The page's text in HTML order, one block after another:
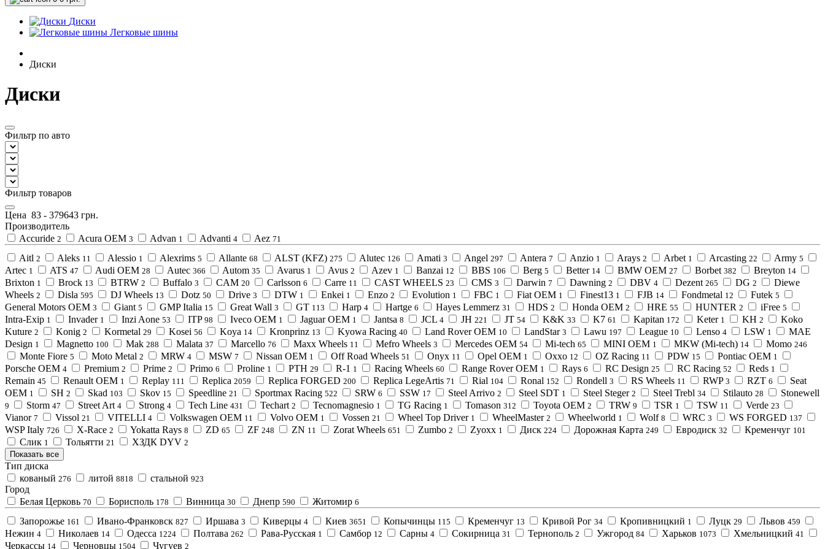
Диски
Легковые шины
Диски
Диски
Фильтр по авто
Фильтр товаров
Цена 83 - 379643 грн.
Производитель
Accuride 2 Acura OEM 3 Advan 1 Advanti 4 Aez 71
Aitl 2 Aleks 11 Alessio 1 Alexrims 5 Allante 68 ALST (KFZ) 275 Alutec 126 Amati 3 Angel 297 Antera 7 Anzio 1 Arays 2 Arbet 1 Arcasting 22 Army 5
Artec 1 ATS 47 Audi OEM 28 Autec 366 Autom 35 Avarus 1 Avus 2 Azev 1 Banzai 12 BBS 106 Berg 5 Better 14 BMW OEM 27 Borbet 382 Breyton 14
Brixton 1 Brock 13 BTRW 2 Buffalo 3 CAM 20 Carlsson 6 Carre 11 CAST WHEELS 23 CMS 3 Darwin 7 Dawning 2 DBV 4 Dezent 265 DG 2
Diewe
Wheels 2 Disla 595 DJ Wheels 13 Dotz 50 Drive 3 DTW 1 Enkei 1 Enzo 2 Evolution 1 FBC 1 Fiat OEM 1 Finest13 1 FJB 14 Fondmetal 12 Futek 5
General Motors OEM 3 Giant 5 GMP Italia 15 Great Wall 3 GT 113 Harp 4 Hartge 6 Hayes Lemmerz 31 HDS 2 Honda OEM 2 HRE 55 HUNTER 2 iFree 5
Intra-Exip 1 Invader 1 Inzi Aone 53 ITP 98 Iveco OEM 1 Jaguar OEM 1 Jantsa 8 JCL 4 JH 221 JT 54 K&K 33 K7 61 Kapitan 172 Keter 1 KH 2
Koko
Kuture 2 Konig 2 Kormetal 29 Kosei 56 Koya 14 Kronprinz 13 Kyowa Racing 40 Land Rover OEM 10 LandStar 3 Lawu 197 League 10 Lenso 4 LSW 1
MAE
Design 1 Magnetto 100 Mak 288 Malata 37 Marcello 76 Maxx Wheels 11 Mefro Wheels 3 Mercedes OEM 54 Mi-tech 65 MINI OEM 1 MKW (Mi-tech) 14 Momo 246
Monte Fiore 5 Moto Metal 2 MRW 4 MSW 7 Nissan OEM 1 Off Road Wheels 51 Onyx 11 Opel OEM 1 Oxxo 12 OZ Racing 11 PDW 15 Pontiac OEM 1
Porsche OEM 4 Premium 2 Prime 2 Primo 6 Proline 1 PTH 29 R-1 1 Racing Wheels 60 Range Rover OEM 1 Rays 6 RC Design 25 RC Racing 52 Reds 1
Remain 45 Renault OEM 1 Replay 111 Replica 2059 Replica FORGED 200 Replica LegeArtis 71 Rial 104 Ronal 152 Rondell 3 RS Wheels 11 RWP 3 RZT 6
Seat
OEM 1 SH 2 Skad 103 Skov 15 Speedline 21 Sportmax Racing 522 SRW 6 SSW 17 Steel Arrivo 2 Steel SDT 1 Steel Steger 2 Steel Trebl 34 Stilauto 28 Stonewell
9 Storm 47 Street Art 4 Strong 4 Tech Line 431 Techart 2 Tecnomagnesio 1 TG Racing 1 Tomason 312 Toyota OEM 2 TRW 9 TSR 1 TSW 11 Verde 23
Vianor 7 Vissol 21 VITELLI 4 Volkswagen OEM 11 Volvo OEM 1 Vossen 21 Wheel Top Driver 1 WheelMaster 2 Wheelworld 1 Wolf 8 WRC 3 WS FORGED 137
WSP Italy 726 X-Race 2 Yokatta Rays 8 ZD 65 ZF 248 ZN 11 Zorat Wheels 651 Zumbo 2 Zyoxx 1 Диск 224 Дорожная Карта 249 Евродиск 32 Кременчуг 101
Слик 1 Тольятти 21 ХЗДК DYV 2
Показать все
Тип диска
кованый 276 литой 8818 стальной 923
Город
Белая Церковь 70 Борисполь 178 Винница 30 Днепр 590 Житомир 6
Запорожье 161 Ивано-Франковск 827 Иршава 3 Киверцы 4 Киев 3651 Копычинцы 115 Кременчуг 13 Кривой Рог 34 Кропивницкий 1 Луцк 29 Львов 459
Нежин 4 Николаев 14 Одесса 1224 Полтава 262 Рава-Русская 1 Самбор 12 Сарны 4 Сокирница 31 Тернополь 2 Ужгород 84 Харьков 1073 Хмельницкий 41
Черкассы 14 Черновцы 1504 Чугуев 2